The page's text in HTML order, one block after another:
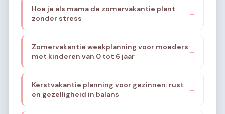
Hoe je als mama de zomervakantie plant
zonder stress
→
Zomervakantie weekplanning voor moeders
met kinderen van 0 tot 6 jaar
→
Kerstvakantie planning voor gezinnen: rust
en gezelligheid in balans
→